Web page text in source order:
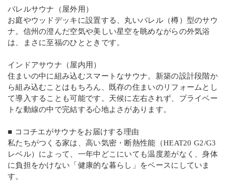
バレルサウナ（屋外用）
お庭やウッドデッキに設置する、丸いバレル（樽）型のサウ
ナ。信州の澄んだ空気や美しい星空を眺めながらの外気浴
は、まさに至福のひとときです。
インドアサウナ（屋内用）
住まいの中に組み込むスマートなサウナ。新築の設計段階か
ら組み込むことはもちろん、既存の住まいのリフォームとし
て導入することも可能です。天候に左右されず、プライベー
トな動線の中で完結する心地よさがあります。
■ ココチエがサウナをお届けする理由
私たちがつくる家は、高い気密・断熱性能（HEAT20 G2/G3
レベル）によって、一年中どこにいても温度差がなく、身体
に負担をかけない「健康的な暮らし」をベースにしていま
す。